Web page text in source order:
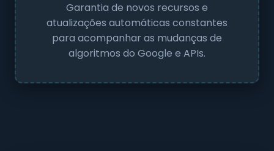
Garantia de novos recursos e
atualizações automáticas constantes
para acompanhar as mudanças de
algoritmos do Google e APIs.